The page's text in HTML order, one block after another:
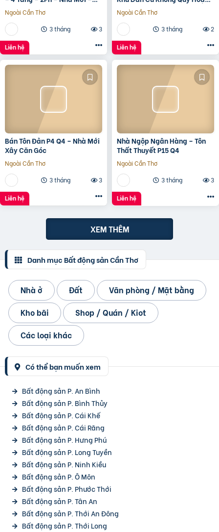
7.35 Tỷ Tl
Ngoài Cần Thơ
3 tháng
3
Liên hệ
Cách Mặt Tiền Xóm Chiếu
30M
Ngoài Cần Thơ
3 tháng
2
Liên hệ
Bán Tôn Đản P4 Q4 – Nhà Mới
Xây Căn Góc
Ngoài Cần Thơ
3 tháng
3
Liên hệ
Nhà Ngộp Ngân Hàng – Tôn
Thất Thuyết P15 Q4
Ngoài Cần Thơ
3 tháng
3
Liên hệ
XEM THÊM
Danh mục Bất động sản Cần Thơ
Nhà ở Đất
Văn phòng / Mặt bằng
Kho bãi
Shop / Quán / Kiot
Các loại khác
Có thể bạn muốn xem
Bất động sản P. An Bình
Bất động sản P. Bình Thủy
Bất động sản P. Cái Khế
Bất động sản P. Cái Răng
Bất động sản P. Hưng Phú
Bất động sản P. Long Tuyền
Bất động sản P. Ninh Kiều
Bất động sản P. Ô Môn
Bất động sản P. Phước Thới
Bất động sản P. Tân An
Bất động sản P. Thới An Đông
Bất động sản P. Thới Long